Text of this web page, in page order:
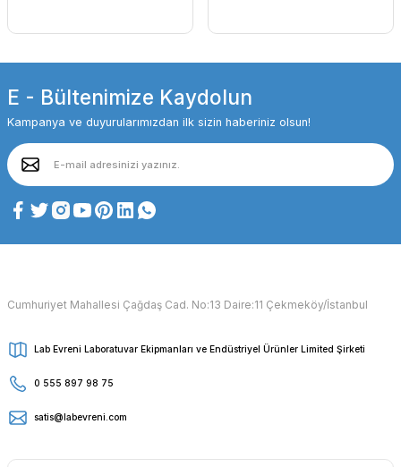
E - Bültenimize Kaydolun
Kampanya ve duyurularımızdan ilk sizin haberiniz olsun!
Cumhuriyet Mahallesi Çağdaş Cad. No:13 Daire:11 Çekmeköy/İstanbul
Lab Evreni Laboratuvar Ekipmanları ve Endüstriyel Ürünler Limited Şirketi
0 555 897 98 75
satis@labevreni.com